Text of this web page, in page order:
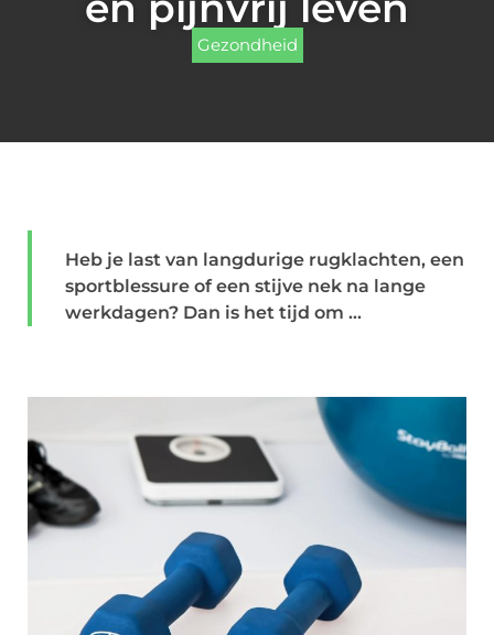
Gezondheid
Heb je last van langdurige rugklachten, een
sportblessure of een stijve nek na lange
werkdagen? Dan is het tijd om ...